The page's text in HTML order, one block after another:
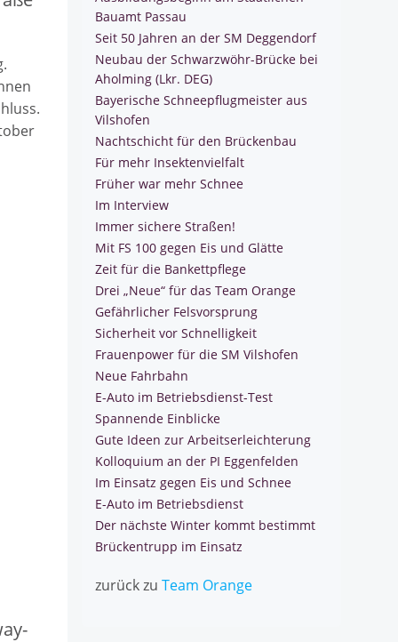
Bauamt Passau
Seit 50 Jahren an der SM Deggendorf
Neubau der Schwarzwöhr-Brücke bei
Aholming (Lkr. DEG)
Bayerische Schneepflugmeister aus
Vilshofen
Nachtschicht für den Brückenbau
Für mehr Insektenvielfalt
Früher war mehr Schnee
Im Interview
Immer sichere Straßen!
Mit FS 100 gegen Eis und Glätte
Zeit für die Bankettpflege
Drei „Neue“ für das Team Orange
Gefährlicher Felsvorsprung
Sicherheit vor Schnelligkeit
Frauenpower für die SM Vilshofen
Neue Fahrbahn
E-Auto im Betriebsdienst-Test
Spannende Einblicke
Gute Ideen zur Arbeitserleichterung
Kolloquium an der PI Eggenfelden
Im Einsatz gegen Eis und Schnee
E-Auto im Betriebsdienst
Der nächste Winter kommt bestimmt
Brückentrupp im Einsatz
zurück zu Team Orange